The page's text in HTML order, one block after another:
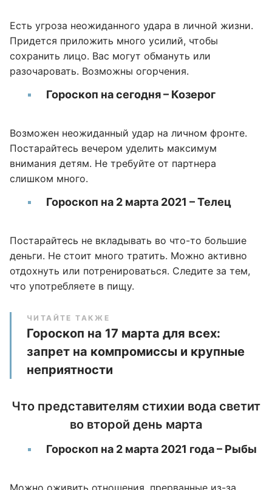
Есть угроза неожиданного удара в личной жизни.
Придется приложить много усилий, чтобы
сохранить лицо. Вас могут обмануть или
разочаровать. Возможны огорчения.
Гороскоп на сегодня – Козерог
Возможен неожиданный удар на личном фронте.
Постарайтесь вечером уделить максимум
внимания детям. Не требуйте от партнера
слишком много.
Гороскоп на 2 марта 2021 – Телец
Постарайтесь не вкладывать во что-то большие
деньги. Не стоит много тратить. Можно активно
отдохнуть или потренироваться. Следите за тем,
что употребляете в пищу.
ЧИТАЙТЕ ТАКЖЕ
Гороскоп на 17 марта для всех:
запрет на компромиссы и крупные
неприятности
Что представителям стихии вода светит
во второй день марта
Гороскоп на 2 марта 2021 года – Рыбы
Можно оживить отношения, прерванные из-за